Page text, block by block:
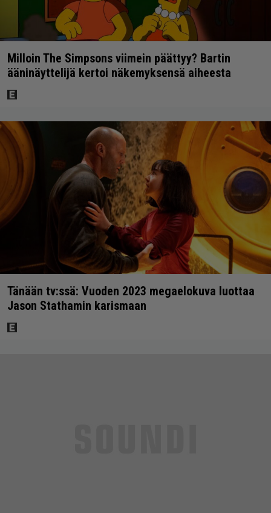
Milloin The Simpsons viimein päättyy? Bartin
ääninäyttelijä kertoi näkemyksensä aiheesta
Tänään tv:ssä: Vuoden 2023 megaelokuva luottaa
Jason Stathamin karismaan